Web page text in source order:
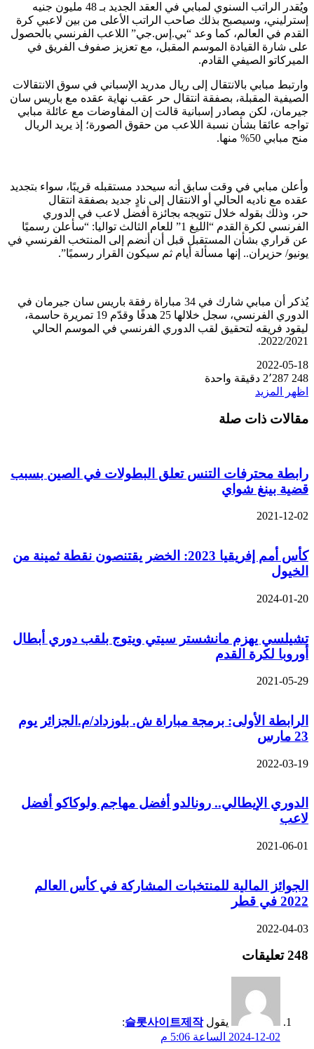
ويُقدر الراتب السنوي لمبابي في العقد الجديد بـ 48 مليون جنيه
وسيصبح بذلك صاحب الراتب الأعلى من بين لاعبي كرة
في العالم، كما وعد “بي.إس.جي” اللاعب الفرنسي بالحصول
شارة القيادة الموسم المقبل، مع تعزيز صفوف الفريق في
الصيفي القادم.
مبابي بالانتقال إلى ريال مدريد الإسباني في سوق الانتقالات
المقبلة، بصفقة انتقال حر عقب نهاية عقده مع باريس سان
لكن مصادر إسبانية قالت إن المفاوضات مع عائلة مبابي
عائقا بشأن نسبة اللاعب من حقوق الصورة؛ إذ يريد الريال
50% منها.
مبابي في وقت سابق أنه سيحدد مستقبله قريبًا، سواء بتجديد
مع ناديه الحالي أو الانتقال إلى نادٍ جديد بصفقة انتقال
وذلك بقوله خلال تتويجه بجائزة أفضل لاعب في الدوري
الفرنسي لكرة القدم “الليغ 1” للعام الثالث تواليا: “سأعلن رسميًا
قراري بشأن المستقبل قبل أن أنضم إلى المنتخب الفرنسي في
حزيران.. إنها مسألة أيام ثم سيكون القرار رسميًا”.
يُذكر أن مبابي شارك في 34 مباراة رفقة باريس سان جيرمان في
الدوري الفرنسي، سجل خلالها 25 هدفًا وقدّم 19 تمريرة حاسمة،
فريقه لتحقيق لقب الدوري الفرنسي في الموسم الحالي
2022/
2022-05-
2٬287
دقيقة واحدة
المزيد
ذات صلة
محترفات التنس تعلق البطولات في الصين بسبب
بينغ شواي
2021-12-
كأس أمم إفريقيا 2023: الخضر يقتنصون نقطة ثمينة من
2024-01-
يهزم مانشستر سيتي ويتوج بلقب دوري أبطال
لكرة القدم
2021-05-
الأولى: برمجة مباراة ش. بلوزداد/م.الجزائر يوم
2022-03-
الإيطالي.. رونالدو أفضل مهاجم ولوكاكو أفضل
2021-06-
المالية للمنتخبات المشاركة في كأس العالم
في قطر
2022-04-
يقول 슬롯사이트제작
:
2024-12-02 الساعة 5:06 م